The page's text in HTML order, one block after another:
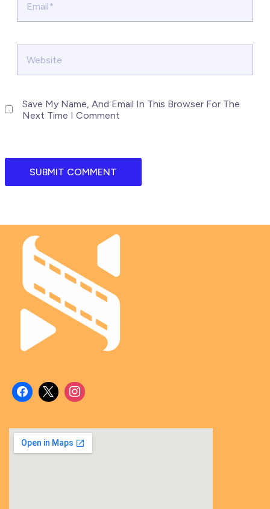
Save My Name, And Email In This Browser For The
Next Time I Comment